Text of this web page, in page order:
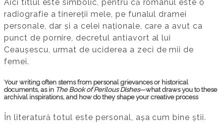
Aici titlul este simbolic, pentru că romanul este o
radiografie a tinereții mele, pe funalul dramei
personale, dar și a celei naționale, care a avut ca
punct de pornire, decretul antiavort al lui
Ceaușescu, urmat de uciderea a zeci de mii de
femei.
Your writing often stems from personal grievances or historical
documents, as in The Book of Perilous Dishes—what draws you to these
archival inspirations, and how do they shape your creative process
În literatură totul este personal, așa cum bine știi.